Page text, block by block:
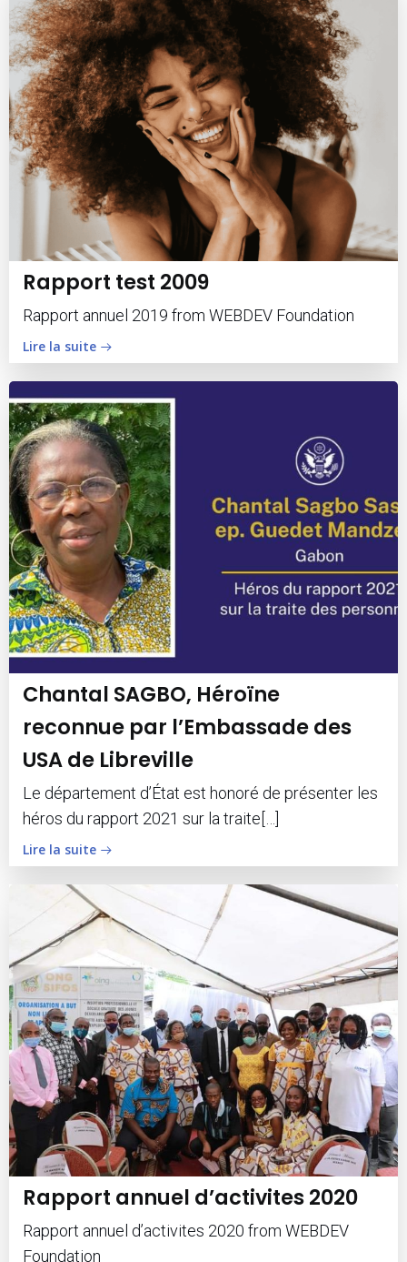
Rapport test 2009
Rapport annuel 2019 from WEBDEV Foundation
Lire la suite
Chantal SAGBO, Héroïne
reconnue par l’Embassade des
USA de Libreville
Le département d’État est honoré de présenter les
héros du rapport 2021 sur la traite[…]
Lire la suite
Rapport annuel d’activites 2020
Rapport annuel d’activites 2020 from WEBDEV
Foundation